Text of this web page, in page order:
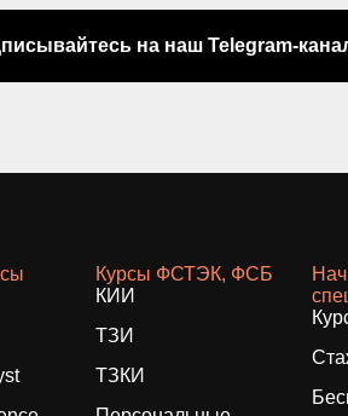
на наш Telegram-
Курсы ФСТЭК, ФСБ
КИИ
ТЗИ
ТЗКИ